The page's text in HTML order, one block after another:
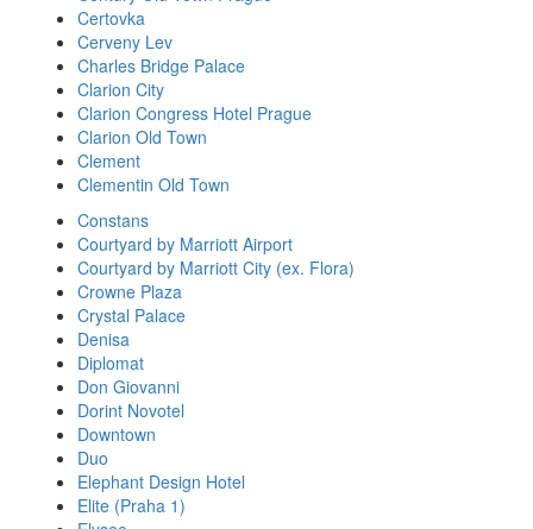
Certovka
Cerveny Lev
Charles Bridge Palace
Clarion City
Clarion Congress Hotel Prague
Clarion Old Town
Clement
Clementin Old Town
Constans
Courtyard by Marriott Airport
Courtyard by Marriott City (ex. Flora)
Crowne Plaza
Crystal Palace
Denisa
Diplomat
Don Giovanni
Dorint Novotel
Downtown
Duo
Elephant Design Hotel
Elite (Praha 1)